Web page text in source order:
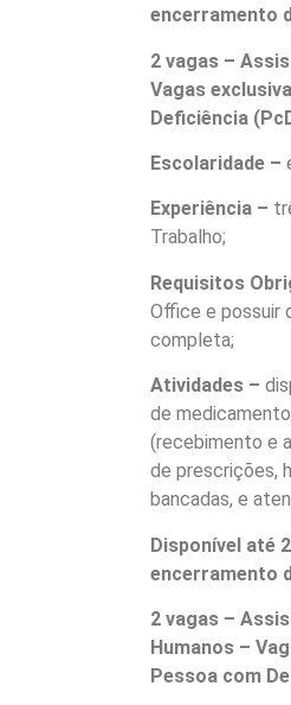
encerramento
2 vagas –
Vagas
Deficiência
Escolaridade –
Experiência –
Trabalho;
Requisitos
Office e possuir
completa;
Atividades –
de
(recebimento e
de prescrições,
bancadas, e
Disponível até
encerramento
2 vagas –
Humanos –
Pessoa com